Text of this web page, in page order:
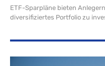
ETF-Sparpläne bieten
diversifiziertes Portfolio zu